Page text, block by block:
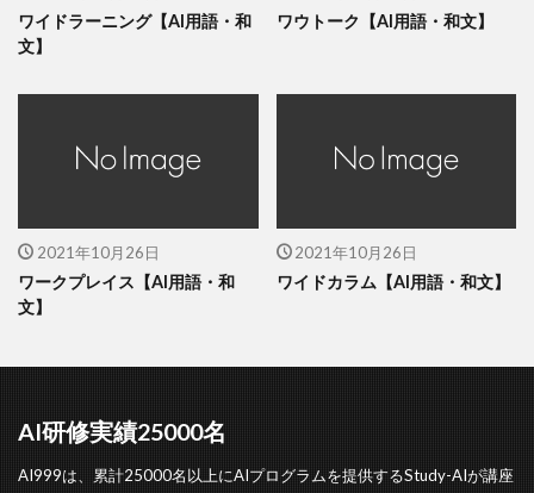
ワイドラーニング【AI用語・和
文】
ワウトーク【AI用語・和文】
2021年10月26日
ワークプレイス【AI用語・和
文】
2021年10月26日
ワイドカラム【AI用語・和文】
AI研修実績25000名
AI999は、累計25000名以上にAIプログラムを提供するStudy-AIが講座